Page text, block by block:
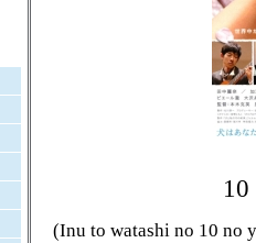
(Inu to watashi no 10 no